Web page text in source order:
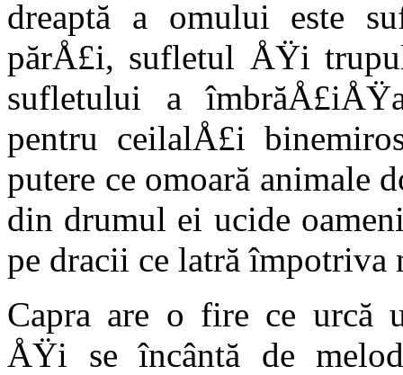
dreaptă a omului este
părÅ£i, sufletul ÅŸi
sufletului a
pentru ceilalÅ£i
putere ce omoară animale
din drumul ei ucide
pe dracii ce latră împotriva
Capra are o fire ce urcă
ÅŸi se încântă de